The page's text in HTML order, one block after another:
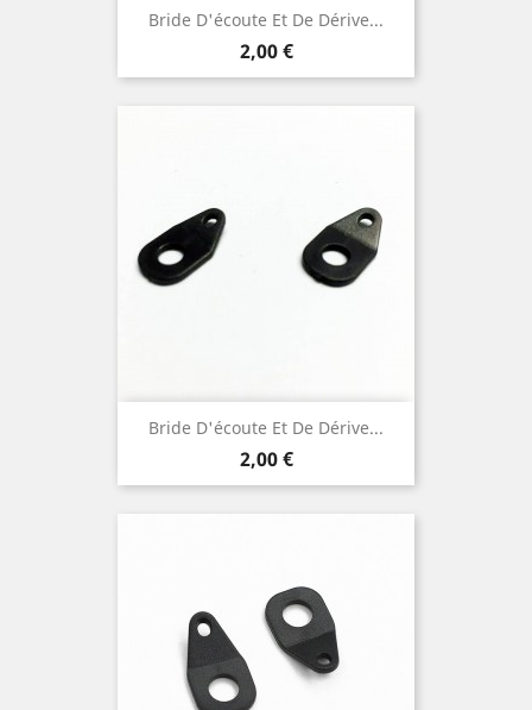
Bride D'écoute Et De Dérive...
Prix
2,00 €
Bride D'écoute Et De Dérive...
Prix
2,00 €